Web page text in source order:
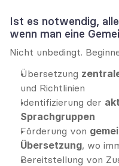
Ist es notwendig,
wenn man eine
Nicht unbedingt.
Übersetzung
und Richtlinien
Identifizierung der
Sprachgruppen
Förderung von
Übersetzung, wo
Bereitstellung von